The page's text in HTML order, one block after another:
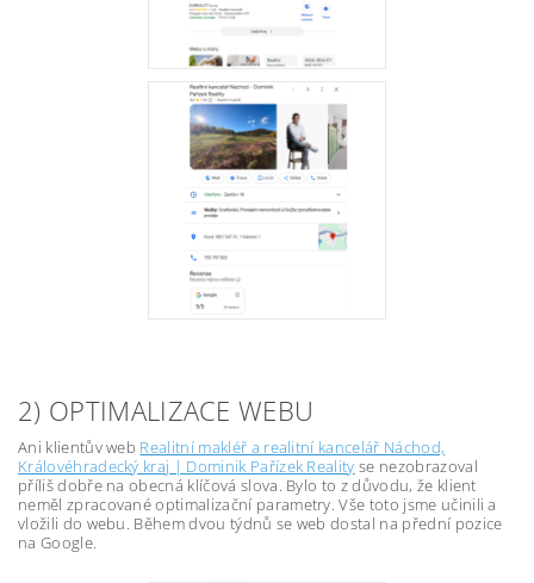
2) OPTIMALIZACE WEBU
Ani klientův web Realitní makléř a realitní kancelář Náchod,
Královéhradecký kraj | Dominik Pařízek Reality se nezobrazoval
příliš dobře na obecná klíčová slova. Bylo to z důvodu, že klient
neměl zpracované optimalizační parametry. Vše toto jsme učinili a
vložili do webu. Během dvou týdnů se web dostal na přední pozice
na Google.